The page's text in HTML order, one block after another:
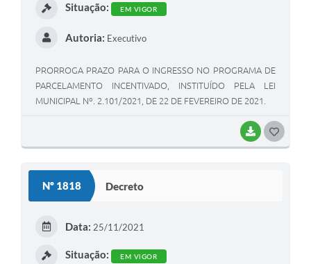
BAIXAR
Situação: EM VIGOR
Autoria: Executivo
PRORROGA PRAZO PARA O INGRESSO NO PROGRAMA DE
PARCELAMENTO INCENTIVADO, INSTITUÍDO PELA LEI
MUNICIPAL Nº. 2.101/2021, DE 22 DE FEVEREIRO DE 2021.
Nº 1818 Decreto
Data: 25/11/2021
Situação: EM VIGOR